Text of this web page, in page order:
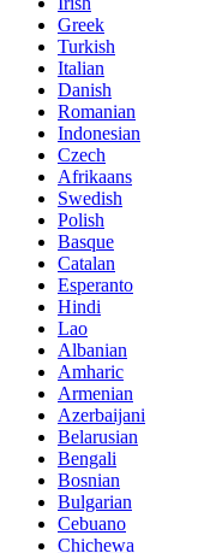
Greek
Turkish
Italian
Danish
Romanian
Indonesian
Czech
Afrikaans
Swedish
Polish
Basque
Catalan
Esperanto
Hindi
Lao
Albanian
Amharic
Armenian
Azerbaijani
Belarusian
Bengali
Bosnian
Bulgarian
Cebuano
Chichewa